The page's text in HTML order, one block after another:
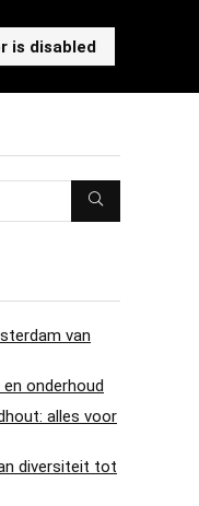
is disabled
van
onderhoud
alles voor
diversiteit tot